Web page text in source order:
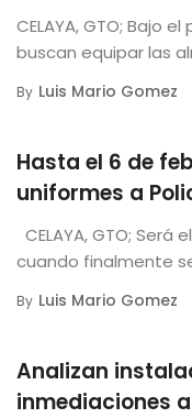
CELAYA, GTO; Bajo
buscan equipar las
By Luis Mario Gomez
Hasta el 6 de
uniformes a
CELAYA, GTO;
cuando finalmente
By Luis Mario Gomez
Analizan
inmediaciones